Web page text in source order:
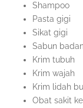
Shampoo
Pasta gigi
Sikat gigi
Sabun
Krim tubuh
Krim wajah
Krim lidah
Obat sakit